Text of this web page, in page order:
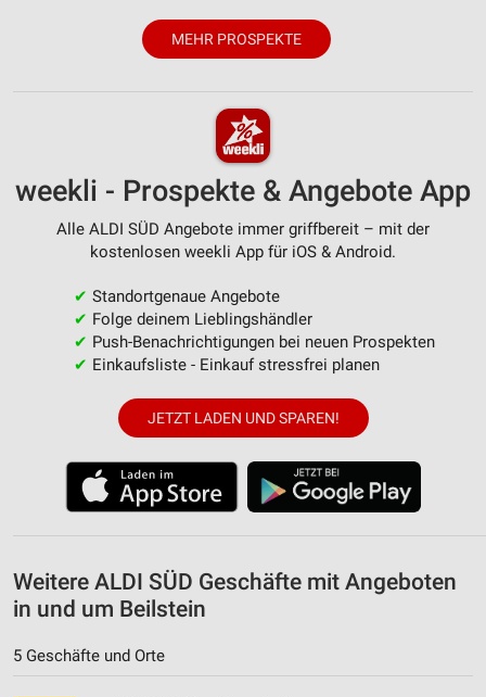
MEHR PROSPEKTE
weekli - Prospekte & Angebote App
Alle ALDI SÜD Angebote immer griffbereit – mit der
kostenlosen weekli App für iOS & Android.
✔ Standortgenaue Angebote
✔ Folge deinem Lieblingshändler
✔ Push-Benachrichtigungen bei neuen Prospekten
✔ Einkaufsliste - Einkauf stressfrei planen
JETZT LADEN UND SPAREN!
Weitere ALDI SÜD Geschäfte mit Angeboten
in und um Beilstein
5 Geschäfte und Orte